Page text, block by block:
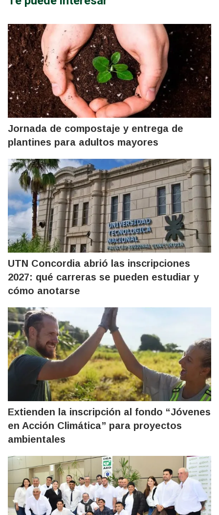
Jornada de compostaje y entrega de
plantines para adultos mayores
UTN Concordia abrió las inscripciones
2027: qué carreras se pueden estudiar y
cómo anotarse
Extienden la inscripción al fondo “Jóvenes
en Acción Climática” para proyectos
ambientales